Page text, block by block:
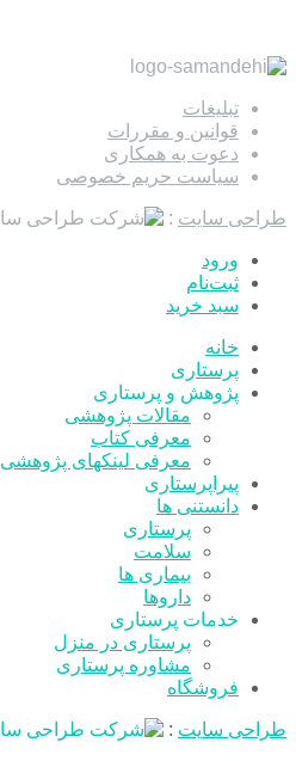
تبلیغات
قوانین و مقررات
دعوت به همکاری
سیاست حریم خصوصی
طراحی سایت :
ورود
ثبت‌نام
سبد خرید
خانه
پرستاری
پژوهش و پرستاری
مقالات پژوهشی
معرفی کتاب
معرفی لینکهای پژوهشی
پیراپرستاری
دانستنی ها
پرستاری
سلامت
بیماری ها
داروها
خدمات پرستاری
پرستاری در منزل
مشاوره پرستاری
فروشگاه
طراحی سایت :